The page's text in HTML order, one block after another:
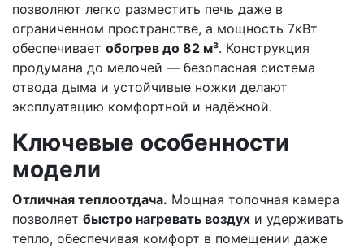
позволяют легко разместить печь даже в
ограниченном пространстве, а мощность 7кВт
обеспечивает обогрев до 82 м³. Конструкция
продумана до мелочей — безопасная система
отвода дыма и устойчивые ножки делают
эксплуатацию комфортной и надёжной.
Ключевые особенности
модели
Отличная теплоотдача. Мощная топочная камера
позволяет быстро нагревать воздух и удерживать
тепло, обеспечивая комфорт в помещении даже